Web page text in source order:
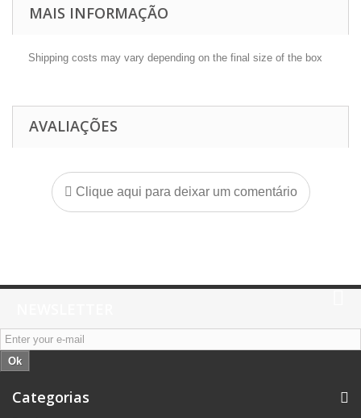
MAIS INFORMAÇÃO
Shipping costs may vary depending on the final size of the box
AVALIAÇÕES
Clique aqui para deixar um comentário
Ok
Categorias